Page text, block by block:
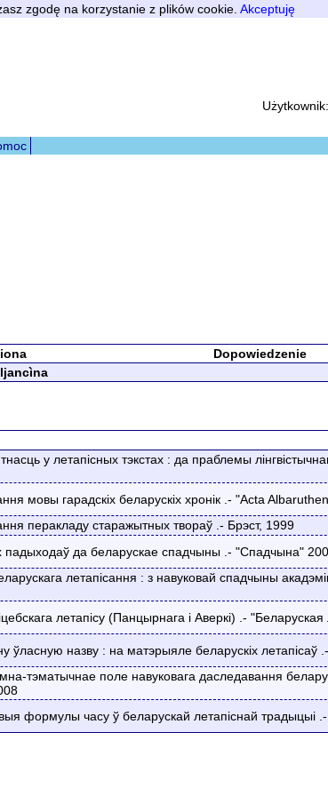
zgodę na korzystanie z plików cookie. Akceptuję
Użytkownik:
Dopowiedzenie
у летапісных тэкстах : да праблемы
мовы гарадскіх беларускіх хронік .- "Acta
перакладу старажытных твораў .- Брэст, 1999
падыходаў да беларускае спадчыны .- "Спадчына"
летапісання : з навуковай спадчыны
летапісу (Панцырнага і Аверкі) .- "Беларуская
ўласную назву : на матэрыяле беларускіх летапісаў
тэматычнае поле навуковага даследавання
формулы часу ў беларускай летапіснай традыцыі .-